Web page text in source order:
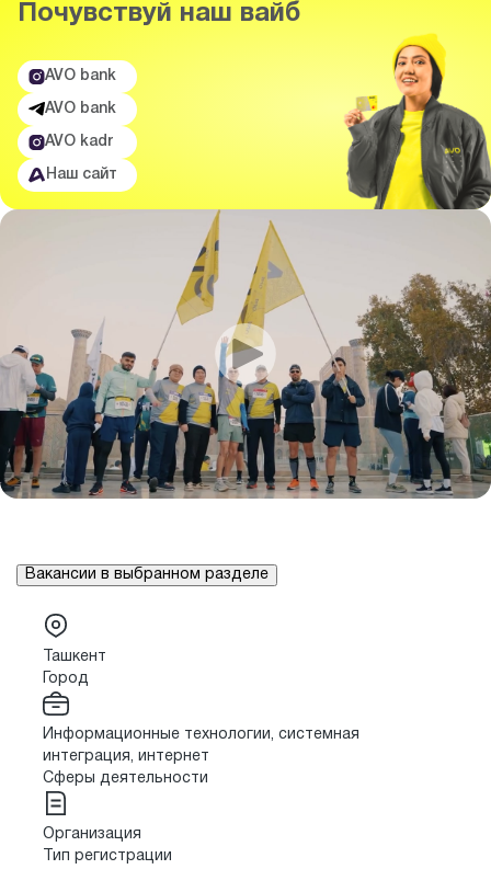
Почувствуй наш вайб
AVO bank
AVO bank
AVO kadr
Наш сайт
Вакансии в выбранном разделе
Ташкент
Город
Информационные технологии, системная
интеграция, интернет
Сферы деятельности
Организация
Тип регистрации